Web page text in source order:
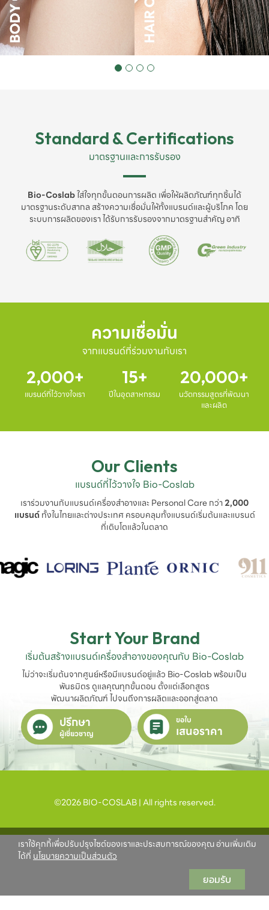
Standard & Certifications
มาตรฐานและการรับรอง
Bio-Coslabใส่ใจทุกขั้นตอนการผลิต เพื่อให้ผลิตภัณฑ์ทุกชิ้นได้
มาตรฐานระดับสากล สร้างความเชื่อมั่นให้ทั้งแบรนด์และผู้บริโภค โดย
ระบบการผลิตของเรา ได้รับการรับรองจากมาตรฐานสำคัญ อาทิ
ความเชื่อมั่น
จากแบรนด์ที่ร่วมงานกับเรา
2,000
แบรนด์ที่ไว้วางใจเรา
15
ปีในอุตสาหกรรม
20,000
นวัตกรรมสูตรที่พัฒนา
และผลิต
Our Clients
แบรนด์ที่ไว้วางใจ Bio-Coslab
เราร่วมงานกับแบรนด์เครื่องสำอางและ Personal Care กว่า2,000
แบรนด์ทั้งในไทยและต่างประเทศ ครอบคลุมทั้งแบรนด์เริ่มต้นและแบรนด์
ที่เติบโตแล้วในตลาด
Start Your Brand
เริ่มต้นสร้างแบรนด์เครื่องสำอางของคุณกับ Bio-Coslab
ไม่ว่าจะเริ่มต้นจากศูนย์หรือมีแบรนด์อยู่แล้ว Bio-Coslab พร้อมเป็น
พันธมิตร ดูแลคุณทุกขั้นตอน ตั้งแต่เลือกสูตร
พัฒนาผลิตภัณฑ์ ไปจนถึงการผลิตและออกสู่ตลาด
ปรึกษา
ผู้เชี่ยวชาญ
ขอใบ
เสนอราคา
©2026 BIO-COSLAB | All rights reserved.
เราใช้คุกกี้เพื่อปรับปรุงไซต์ของเราและประสบการณ์ของคุณ อ่านเพิ่มเติม
ได้ที่ นโยบายความเป็นส่วนตัว
ยอมรับ